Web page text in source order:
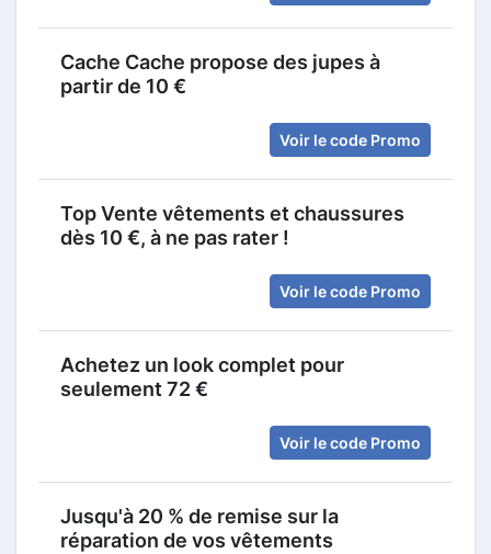
Cache Cache propose des jupes à
partir de 10 €
Voir le code Promo
Top Vente vêtements et chaussures
dès 10 €, à ne pas rater !
Voir le code Promo
Achetez un look complet pour
seulement 72 €
Voir le code Promo
Jusqu'à 20 % de remise sur la
réparation de vos vêtements